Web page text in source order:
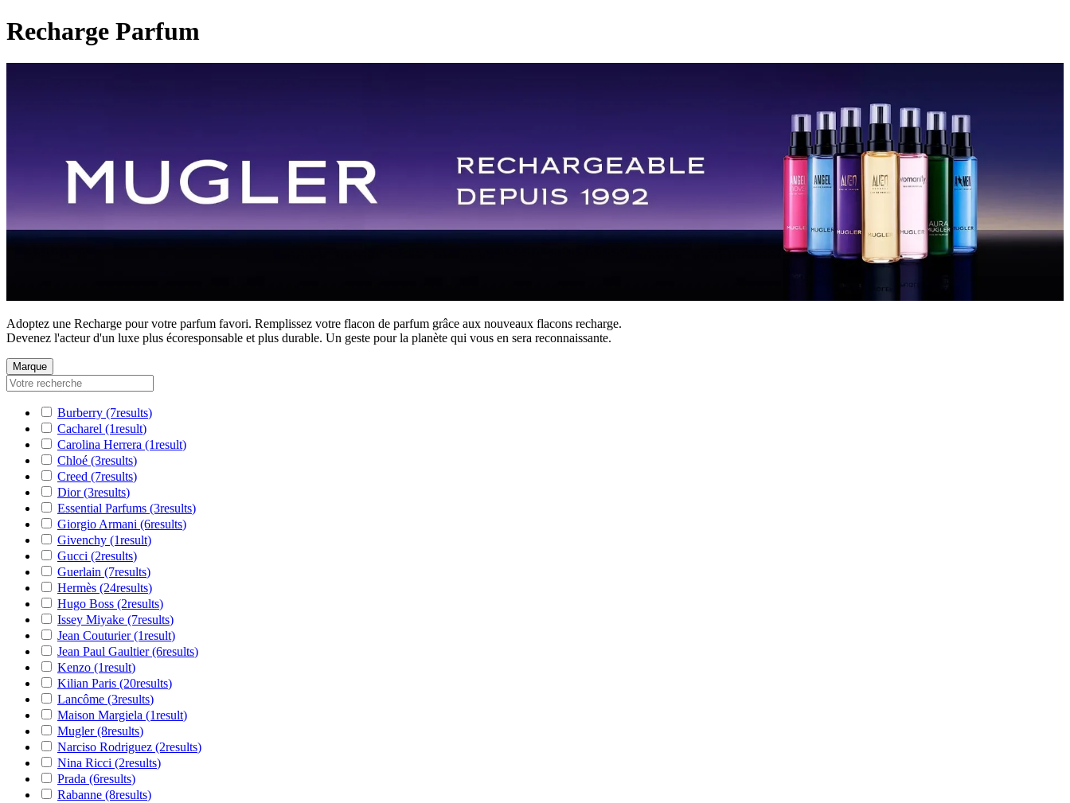
Recharge Parfum
Adoptez une Recharge pour votre parfum favori. Remplissez votre flacon de parfum grâce aux nouveaux flacons recharge.
Devenez l'acteur d'un luxe plus écoresponsable et plus durable. Un geste pour la planète qui vous en sera reconnaissante.
Marque
Burberry (7results)
Cacharel (1result)
Carolina Herrera (1result)
Chloé (3results)
Creed (7results)
Dior(3results)
Essential Parfums (3results)
Giorgio Armani (6results)
Givenchy (1result)
Gucci (2results)
Guerlain (7results)
Hermès (24results)
Hugo Boss (2results)
Issey Miyake (7results)
Jean Couturier(1result)
Jean Paul Gaultier(6results)
Kenzo (1result)
Kilian Paris (20results)
Lancôme (3results)
Maison Margiela (1result)
Mugler(8results)
Narciso Rodriguez (2results)
Nina Ricci (2results)
Prada (6results)
Rabanne (8results)